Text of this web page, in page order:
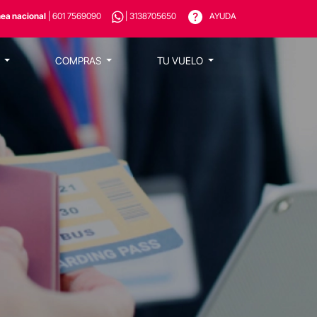
nacional | 601 7569090 | 3138705650 AYUDA
COMPRAS TU VUELO